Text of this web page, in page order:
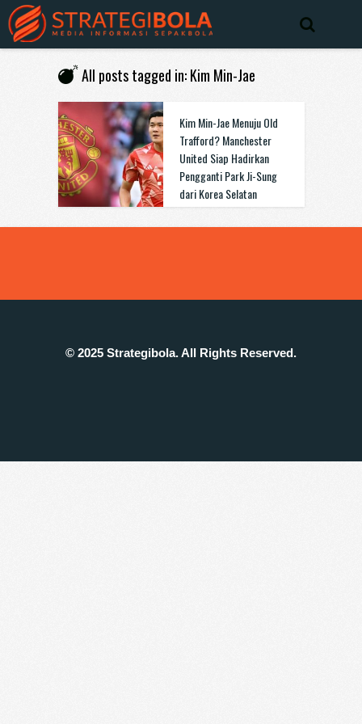
All posts tagged in: Kim Min-Jae
Kim Min-Jae Menuju Old
Trafford? Manchester
United Siap Hadirkan
Pengganti Park Ji-Sung
dari Korea Selatan
© 2025 Strategibola. All Rights Reserved.